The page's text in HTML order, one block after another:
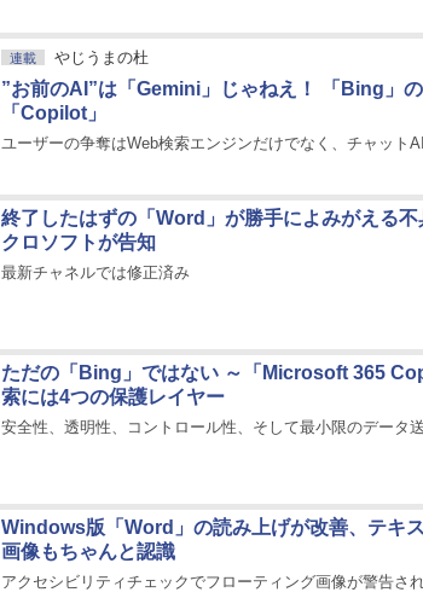
連載 やじうまの杜
”お前のAI”は「Gemini」じゃねえ！ 「Bing」
「Copilot」
ユーザーの争奪はWeb検索エンジンだけでなく、チャット
終了したはずの「Word」が勝手によみがえる不
クロソフトが告知
最新チャネルでは修正済み
ただの「Bing」ではない ～「Microsoft 365
索には4つの保護レイヤー
安全性、透明性、コントロール性、そして最小限のデータ
Windows版「Word」の読み上げが改善、テキ
画像もちゃんと認識
アクセシビリティチェックでフローティング画像が警告さ